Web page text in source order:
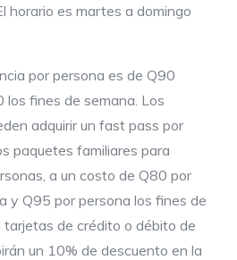
horario es martes a domingo
por persona es de Q90
fines de semana. Los
adquirir un fast pass por
paquetes familiares para
a un costo de Q80 por
y Q95 por persona los fines de
tarjetas de crédito o débito de
un 10% de descuento en la